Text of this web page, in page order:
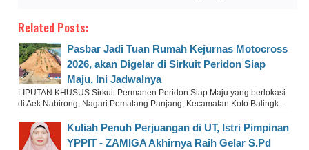
Related Posts:
Pasbar Jadi Tuan Rumah Kejurnas Motocross
2026, akan Digelar di Sirkuit Peridon Siap
Maju, Ini Jadwalnya
LIPUTAN KHUSUS Sirkuit Permanen Peridon Siap Maju yang berlokasi
di Aek Nabirong, Nagari Pematang Panjang, Kecamatan Koto Balingk ...
Kuliah Penuh Perjuangan di UT, Istri Pimpinan
YPPIT - ZAMIGA Akhirnya Raih Gelar S.Pd